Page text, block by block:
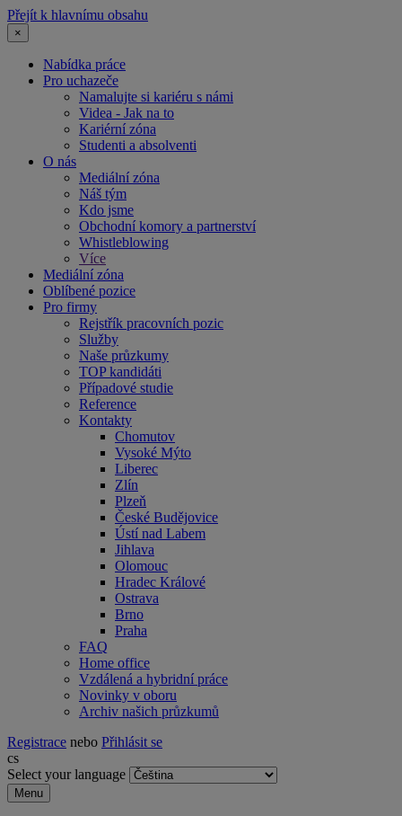
Přejít k hlavnímu obsahu
×
Nabídka práce
Pro uchazeče
Namalujte si kariéru s námi
Videa - Jak na to
Kariérní zóna
Studenti a absolventi
O nás
Mediální zóna
Náš tým
Kdo jsme
Obchodní komory a partnerství
Whistleblowing
Více
Mediální zóna
Oblíbené pozice
Pro firmy
Rejstřík pracovních pozic
Služby
Naše průzkumy
TOP kandidáti
Případové studie
Reference
Kontakty
Chomutov
Vysoké Mýto
Liberec
Zlín
Plzeň
České Budějovice
Ústí nad Labem
Jihlava
Olomouc
Hradec Králové
Ostrava
Brno
Praha
FAQ
Home office
Vzdálená a hybridní práce
Novinky v oboru
Archiv našich průzkumů
Registrace nebo Přihlásit se
cs
Select your language
Menu